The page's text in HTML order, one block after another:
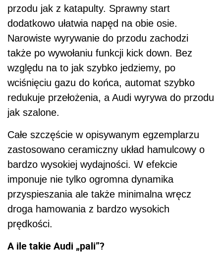
przodu jak z katapulty. Sprawny start
dodatkowo ułatwia napęd na obie osie.
Narowiste wyrywanie do przodu zachodzi
także po wywołaniu funkcji kick down. Bez
względu na to jak szybko jedziemy, po
wciśnięciu gazu do końca, automat szybko
redukuje przełożenia, a Audi wyrywa do przodu
jak szalone.
Całe szczęście w opisywanym egzemplarzu
zastosowano ceramiczny układ hamulcowy o
bardzo wysokiej wydajności. W efekcie
imponuje nie tylko ogromna dynamika
przyspieszania ale także minimalna wręcz
droga hamowania z bardzo wysokich
prędkości.
A ile takie Audi „pali”?